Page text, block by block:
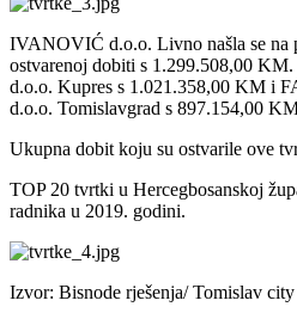
IVANOVIĆ d.o.o. Livno našla se na
ostvarenoj dobiti s 1.299.508,00
d.o.o. Kupres s 1.021.358,00 KM i
d.o.o. Tomislavgrad s 897.154,00
Ukupna dobit koju su ostvarile ove
TOP 20 tvrtki u Hercegbosanskoj
radnika u 2019. godini.
Izvor: Bisnode rješenja/ Tomislav city